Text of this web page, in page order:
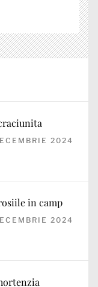
2024
in camp
2024